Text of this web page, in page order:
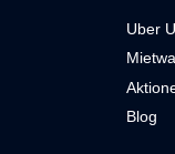
Uber
Blog